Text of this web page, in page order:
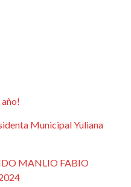
Municipal Yuliana
MANLIO FABIO